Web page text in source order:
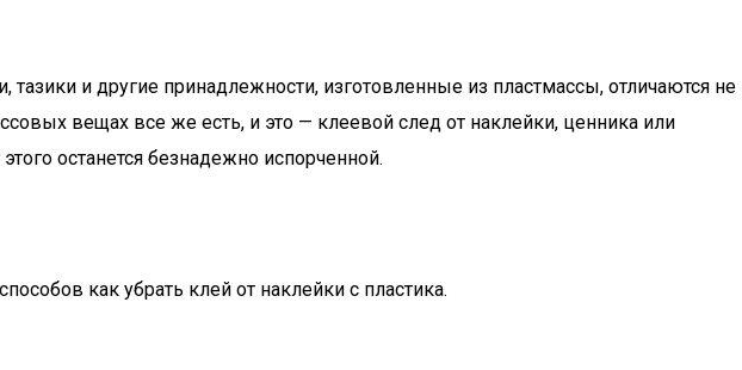
и другие принадлежности, изготовленные из пластмассы, отличаются не
вещах все же есть, и это — клеевой след от наклейки, ценника или
останется безнадежно испорченной.
как убрать клей от наклейки с пластика.